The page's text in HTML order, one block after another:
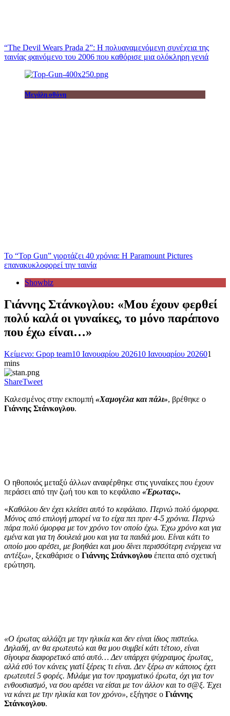
“The Devil Wears Prada 2”: Η πολυαναμενόμενη συνέχεια της
ταινίας φαινόμενο του 2006 που καθόρισε μια ολόκληρη γενιά
Μεγάλη οθόνη
Το “Top Gun” γιορτάζει 40 χρόνια: Η Paramount Pictures
επανακυκλοφορεί την ταινία
Showbiz
Γιάννης Στάνκογλου: «Μου έχουν φερθεί
πολύ καλά οι γυναίκες, το μόνο παράπονο
που έχω είναι…»
Κείμενο: Gpop team10 Ιανουαρίου 202610 Ιανουαρίου 202601
mins
ShareTweet
Καλεσμένος στην εκπομπή «Χαμογέλα και πάλι», βρέθηκε ο
Γιάννης Στάνκογλου.
Ο ηθοποιός μεταξύ άλλων αναφέρθηκε στις γυναίκες που έχουν
περάσει από την ζωή του και το κεφάλαιο «Έρωτας».
«Καθόλου δεν έχει κλείσει αυτό το κεφάλαιο. Περνώ πολύ όμορφα.
Μόνος από επιλογή μπορεί να το είχα πει πριν 4-5 χρόνια. Περνώ
πάρα πολύ όμορφα με τον χρόνο τον οποίο έχω. Έχω χρόνο και για
εμένα και για τη δουλειά μου και για τα παιδιά μου. Είναι κάτι το
οποίο μου αρέσει, με βοηθάει και μου δίνει περισσότερη ενέργεια να
αντέξω», ξεκαθάρισε ο Γιάννης Στάνκογλου έπειτα από σχετική
ερώτηση.
«Ο έρωτας αλλάζει με την ηλικία και δεν είναι ίδιος πιστεύω.
Δηλαδή, αν θα ερωτευτώ και θα μου συμβεί κάτι τέτοιο, είναι
σίγουρα διαφορετικό από αυτό… Δεν υπάρχει ψύχραιμος έρωτας,
αλλά εσύ τον κάνεις γιατί ξέρεις τι είναι. Δεν ξέρω αν κάποιος έχει
ερωτευτεί 5 φορές. Μιλάμε για τον πραγματικό έρωτα, όχι για τον
ενθουσιασμό, να σου αρέσει να είσαι με τον άλλον και το σ@ξ. Έχει
να κάνει με την ηλικία και τον χρόνο», εξήγησε ο Γιάννης
Στάνκογλου.